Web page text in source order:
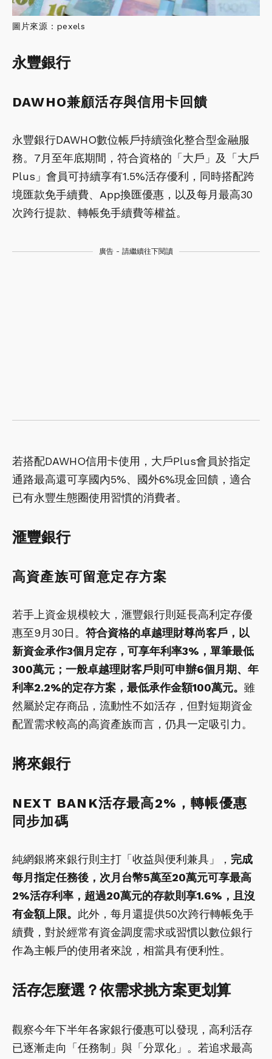
圖片來源：pexels
永豐銀行
DAWHO兼顧活存與信用卡回饋
永豐銀行DAWHO數位帳戶持續強化整合型金融服
務。7月至年底期間，符合資格的「大戶」及「大戶
Plus」會員可持續享有1.5%活存優利，同時搭配跨
境匯款免手續費、App換匯優惠，以及每月最高30
次跨行提款、轉帳免手續費等權益。
廣告 - 請繼續往下閱讀
若搭配DAWHO信用卡使用，大戶Plus會員於指定
通路最高還可享國內5%、國外6%現金回饋，適合
已有永豐生態圈使用習慣的消費者。
滙豐銀行
高資產族可留意定存方案
若手上資金規模較大，滙豐銀行則延長高利定存優
惠至9月30日。 符合資格的卓越理財尊尚客戶，以
新資金承作3個月定存，可享年利率3%，單筆最低
300萬元；一般卓越理財客戶則可申辦6個月期、年
利率2.2%的定存方案，最低承作金額100萬元。 雖
然屬於定存商品，流動性不如活存，但對短期資金
配置需求較高的高資產族而言，仍具一定吸引力。
將來銀行
NEXT BANK活存最高2%，轉帳優惠
同步加碼
純網銀將來銀行則主打「收益與便利兼具」， 完成
每月指定任務後，次月台幣5萬至20萬元可享最高
2%活存利率，超過20萬元的存款則享1.6%，且沒
有金額上限。 此外，每月還提供50次跨行轉帳免手
續費，對於經常有資金調度需求或習慣以數位銀行
作為主帳戶的使用者來說，相當具有便利性。
活存怎麼選？依需求挑方案更划算
觀察今年下半年各家銀行優惠可以發現，高利活存
已逐漸走向「任務制」與「分眾化」。若追求最高